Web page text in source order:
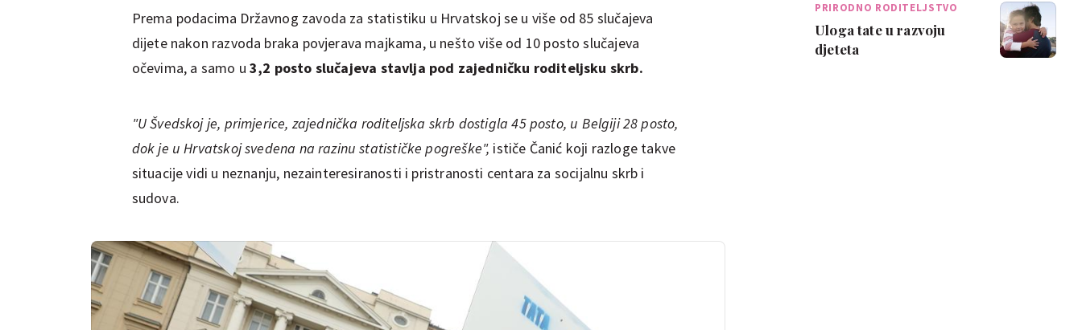
Prema podacima Državnog zavoda za statistiku u Hrvatskoj se u više od 85 slučajeva
dijete nakon razvoda braka povjerava majkama, u nešto više od 10 posto slučajeva
očevima, a samo u 3,2 posto slučajeva stavlja pod zajedničku roditeljsku skrb.
"U Švedskoj je, primjerice, zajednička roditeljska skrb dostigla 45 posto, u Belgiji 28 posto,
dok je u Hrvatskoj svedena na razinu statističke pogreške", ističe Čanić koji razloge takve
situacije vidi u neznanju, nezainteresiranosti i pristranosti centara za socijalnu skrb i
sudova.
PRIRODNO RODITELJSTVO
Uloga tate u razvoju
djeteta